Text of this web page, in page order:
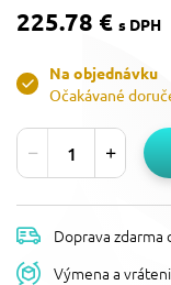
225.78 € s DPH
Na objednávku
Očakávané
Doprava zdarma
Výmena a